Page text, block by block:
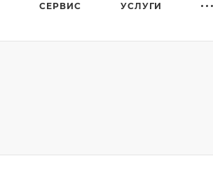
СЕРВИС УСЛУГИ